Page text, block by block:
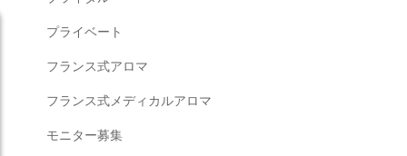
プライベート
フランス式アロマ
フランス式メディカルアロマ
モニター募集